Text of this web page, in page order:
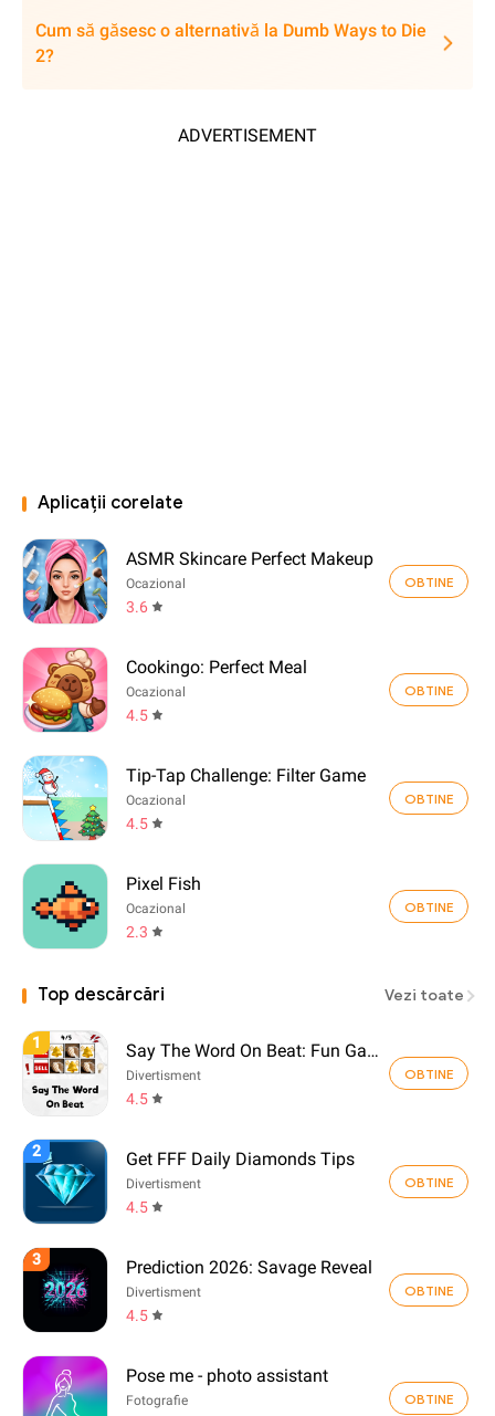
Cum să găsesc o alternativă la Dumb Ways to Die
2?
ADVERTISEMENT
Aplicații corelate
ASMR Skincare Perfect Makeup
Ocazional
3.6
OBTINE
Cookingo: Perfect Meal
Ocazional
4.5
OBTINE
Tip-Tap Challenge: Filter Game
Ocazional
4.5
OBTINE
Pixel Fish
Ocazional
2.3
OBTINE
Top descărcări Vezi toate
1 Say The Word On Beat: Fun Game
Divertisment
4.5
OBTINE
2 Get FFF Daily Diamonds Tips
Divertisment
4.5
OBTINE
3 Prediction 2026: Savage Reveal
Divertisment
4.5
OBTINE
Pose me - photo assistant
Fotografie OBTINE